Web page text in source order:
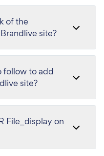
of the
site?
follow to add
site?
File_display on